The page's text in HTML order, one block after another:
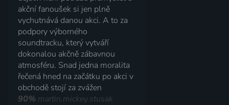
akční fanoušek si jen plně
vychutnává danou akci. A to za
podpory výborného
soundtracku, který vytváří
dokonalou akčně zábavnou
atmosféru. Snad jedna moralita
řečená hned na začátku po akci v
obchodě stojí za zvážen
90% martin.mickey.stusak